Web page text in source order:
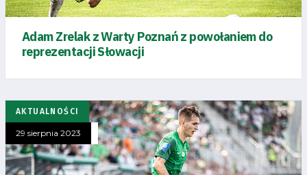
Adam Zrelak z Warty Poznań z powołaniem do
reprezentacji Słowacji
AKTUALNOŚCI
29 sierpnia 2023